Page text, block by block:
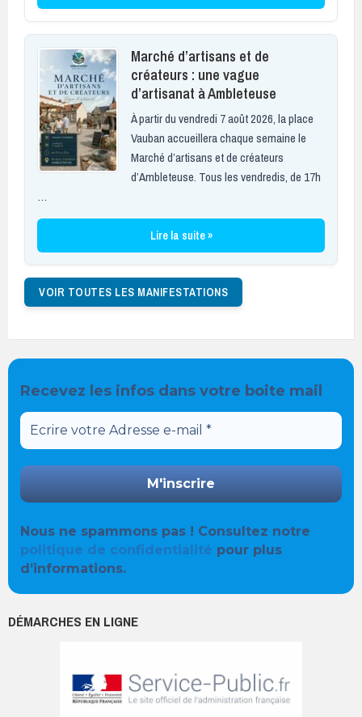
Marché d’artisans et de
créateurs : une vague
d’artisanat à Ambleteuse
À partir du vendredi 7 août 2026, la place
Vauban accueillera chaque semaine le
Marché d’artisans et de créateurs
d’Ambleteuse. Tous les vendredis, de 17h
…
Lire la suite »
VOIR TOUTES LES MANIFESTATIONS
Recevez les infos dans votre boite mail
Nous ne spammons pas ! Consultez notre
politique de confidentialité pour plus
d’informations.
DÉMARCHES EN LIGNE